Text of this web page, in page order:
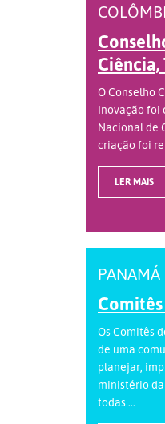
O Conselho
Inovação foi
Nacional de
criação foi
LER MAIS
PANAMÁ
Comitês
Os Comitês
de uma
planejar,
ministério
todas ...